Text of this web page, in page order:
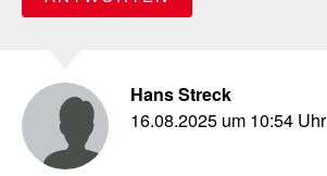
Hans Streck
16.08.2025 um 10:54 Uhr